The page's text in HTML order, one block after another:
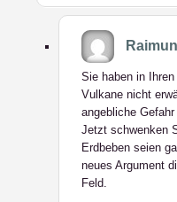
Sie haben in
Vulkane nicht
angebliche
Jetzt schwenken
Erdbeben seien
neues Argument
Feld.